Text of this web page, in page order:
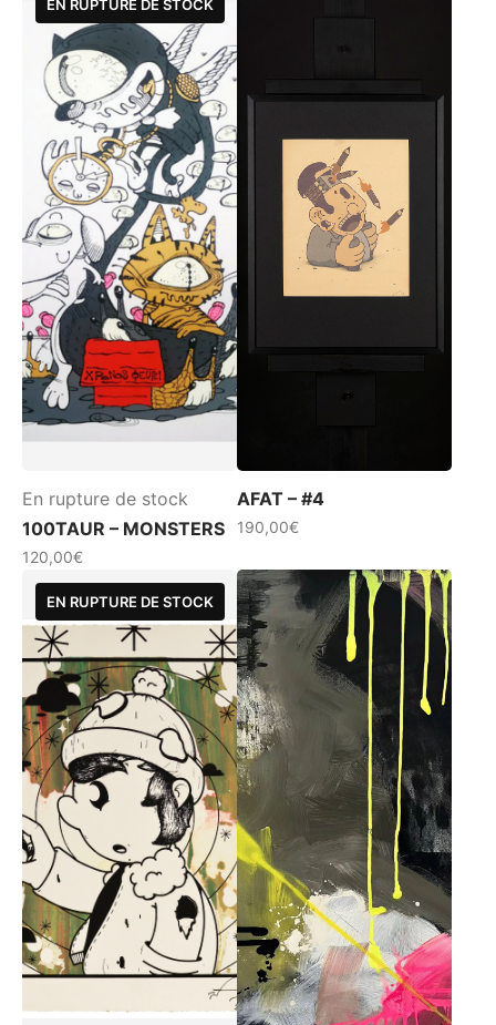
En rupture de stock
100TAUR – MONSTERS
120,00€
AFAT – #4
190,00€